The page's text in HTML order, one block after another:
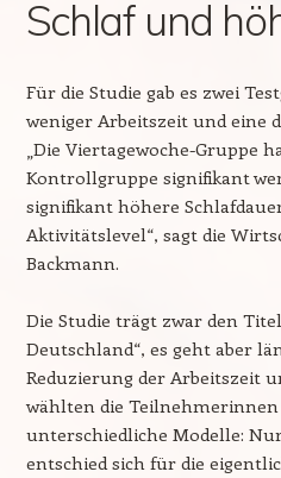
Schlaf und
Für die Studie gab es zwei
weniger Arbeitszeit und eine
„Die Viertagewoche-Gruppe
Kontrollgruppe signifikant
signifikant höhere
Aktivitätslevel“, sagt die
Backmann.
Die Studie trägt zwar den
Deutschland“, es geht aber
Reduzierung der Arbeitszeit
wählten die
unterschiedliche Modelle:
entschied sich für die